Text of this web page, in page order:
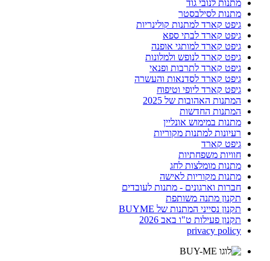
מתנות לנובי גוד
מתנות לסילבסטר
גיפט קארד למתנות קולינריות
גיפט קארד לבתי ספא
גיפט קארד למותגי אופנה
גיפט קארד לנופש ולמלונות
גיפט קארד לתרבות ופנאי
גיפט קארד לסדנאות והעשרה
גיפט קארד ליופי וטיפוח
המתנות האהובות של 2025
המתנות החדשות
מתנות במימוש אונליין
רעיונות למתנות מקוריות
גיפט קארד
חוויות משפחתיות
מתנות מומלצות לחג
מתנות מקוריות לאישה
חברות וארגונים - מתנות לעובדים
תקנון מתנה משותפת
תקנון נסייני המתנות של BUYME
תקנון פעילות ט"ו באב 2026
privacy policy